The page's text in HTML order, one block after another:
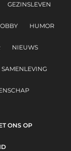
GEZINSLEVEN
HUMOR
NIEUWS
SAMENLEVING
ONS OP